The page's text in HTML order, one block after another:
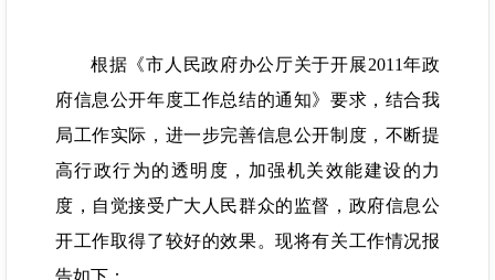
根据《市人民政府办公厅关于开展2011年政
府信息公开年度工作总结的通知》要求，结合我
局工作实际，进一步完善信息公开制度，不断提
高行政行为的透明度，加强机关效能建设的力
度，自觉接受广大人民群众的监督，政府信息公
开工作取得了较好的效果。现将有关工作情况报
告如下：